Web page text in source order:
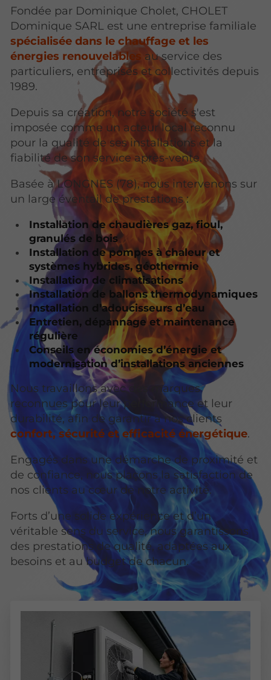
Fondée par Dominique Cholet, CHOLET
Dominique SARL est une entreprise familiale
spécialisée dans le chauffage et les
énergies renouvelables au service des
particuliers, entreprises et collectivités depuis
1989.
Depuis sa création, notre société s'est
imposée comme un acteur local reconnu
pour la qualité de ses installations et la
fiabilité de son service après-vente.
Basée à LONGNES (78), nous intervenons sur
un large éventail de prestations :
Installation de chaudières gaz, fioul,
granulés de bois
Installation de pompes à chaleur et
systèmes hybrides, géothermie
Installation de climatisations
Installation de ballons thermodynamiques
Installation d’adoucisseurs d’eau
Entretien, dépannage et maintenance
régulière
Conseils en économies d’énergie et
modernisation d’installations anciennes
Nous travaillons avec des marques
reconnues pour leur performance et leur
durabilité, afin de garantir à nos clients
confort, sécurité et efficacité énergétique.
Engagés dans une démarche de proximité et
de confiance, nous plaçons la satisfaction de
nos clients au cœur de notre activité.
Forts d’une solide expérience et d’un
véritable sens du service, nous garantissons
des prestations de qualité, adaptées aux
besoins et au budget de chacun.